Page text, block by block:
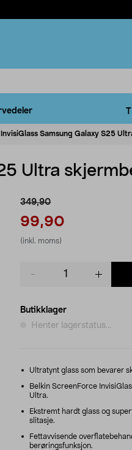
InvisiGlass Samsung Galaxy S25
Ultra
349,90
99,90
(inkl. moms)
Butikklager
Henter lagerstatus...
Ultratynt glass som bevarer
Belkin ScreenForce
Ultra.
Ekstremt hardt glass og
slitasje.
Fettavvisende
berøringsfunksjon.